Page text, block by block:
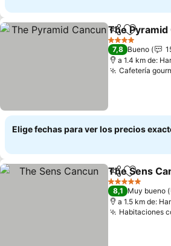
Compartir
Agregar
The Pyramid
4 Estrellas
7,8 Bueno
a 1.4 km de:
Cafetería
Elige fechas para ver los precios
Compartir
Agregar
The Sens
5 Estrellas
8,1 Muy bueno
a 1.5 km de:
Habitaciones